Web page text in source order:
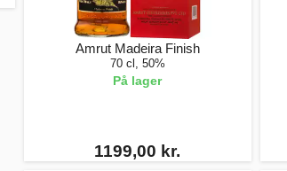
Amrut Madeira Finish
70 cl, 50%
På lager
1199,00 kr.